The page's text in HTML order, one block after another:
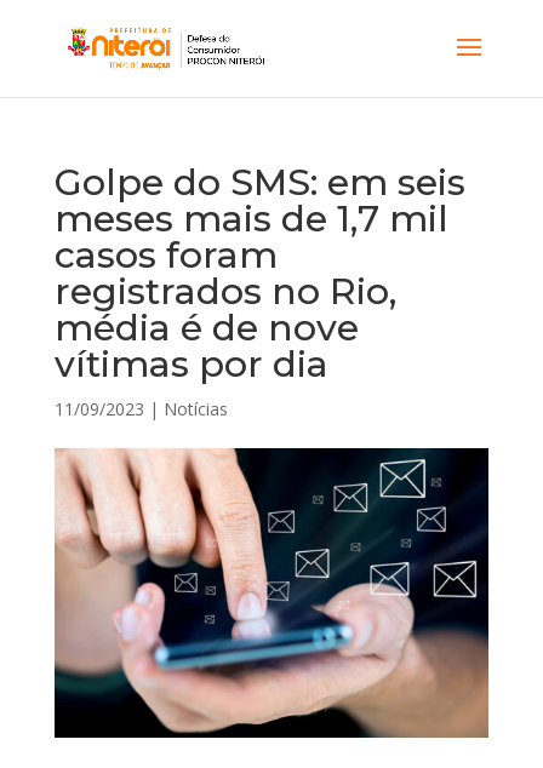
Golpe do SMS: em seis
meses mais de 1,7 mil
casos foram
registrados no Rio,
média é de nove
vítimas por dia
11/09/2023 | Notícias